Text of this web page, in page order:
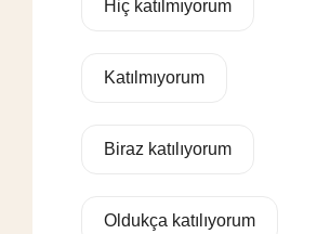
Hiç katılmıyorum
Katılmıyorum
Biraz katılıyorum
Oldukça katılıyorum